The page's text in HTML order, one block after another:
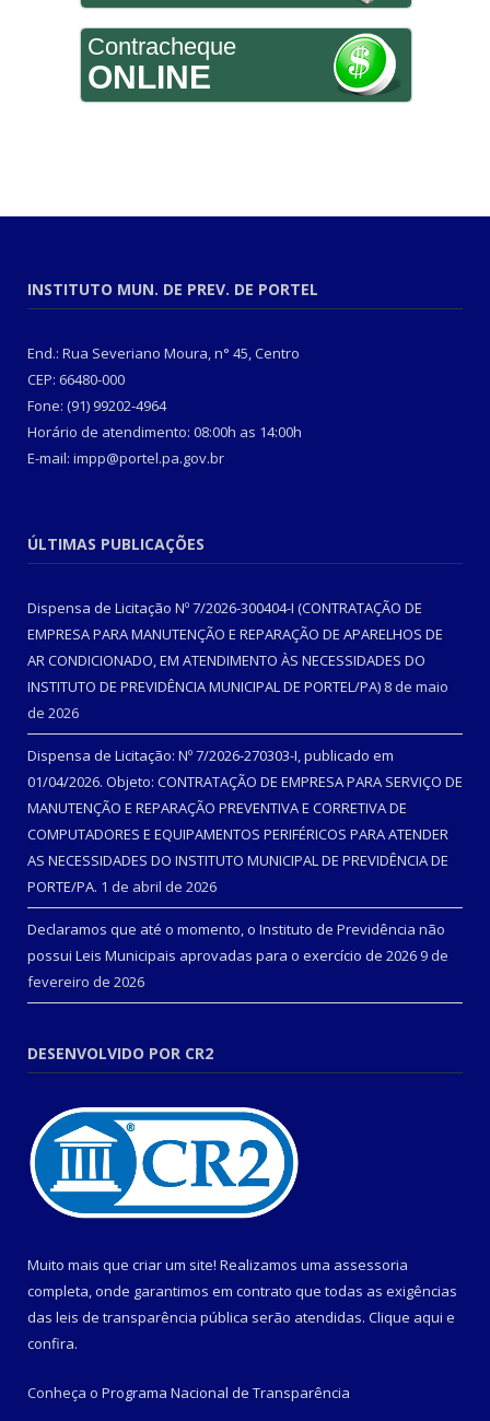
Contracheque
ONLINE
INSTITUTO MUN. DE PREV. DE PORTEL
End.: Rua Severiano Moura, n° 45, Centro
CEP: 66480-000
Fone: (91) 99202-4964
Horário de atendimento: 08:00h as 14:00h
E-mail: impp@portel.pa.gov.br
ÚLTIMAS PUBLICAÇÕES
Dispensa de Licitação Nº 7/2026-300404-I (CONTRATAÇÃO DE
EMPRESA PARA MANUTENÇÃO E REPARAÇÃO DE APARELHOS DE
AR CONDICIONADO, EM ATENDIMENTO ÀS NECESSIDADES DO
INSTITUTO DE PREVIDÊNCIA MUNICIPAL DE PORTEL/PA) 8 de maio
de 2026
Dispensa de Licitação: Nº 7/2026-270303-I, publicado em
01/04/2026. Objeto: CONTRATAÇÃO DE EMPRESA PARA SERVIÇO DE
MANUTENÇÃO E REPARAÇÃO PREVENTIVA E CORRETIVA DE
COMPUTADORES E EQUIPAMENTOS PERIFÉRICOS PARA ATENDER
AS NECESSIDADES DO INSTITUTO MUNICIPAL DE PREVIDÊNCIA DE
PORTE/PA. 1 de abril de 2026
Declaramos que até o momento, o Instituto de Previdência não
possui Leis Municipais aprovadas para o exercício de 2026 9 de
fevereiro de 2026
DESENVOLVIDO POR CR2
Muito mais que criar um site! Realizamos uma assessoria
completa, onde garantimos em contrato que todas as exigências
das leis de transparência pública serão atendidas. Clique aqui e
confira.
Conheça o Programa Nacional de Transparência